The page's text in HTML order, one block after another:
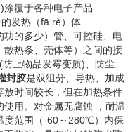
覆于各种电子产品
发热（fā rè）体
的多少）管、可控硅、电
热条、壳体等）之间的接
止物品发霉变质)、防尘、
封胶是双组分、导热、加成
时间较长，但在加热条件
用。对金属无腐蚀 ，耐温
度范围（-60～280℃）内保